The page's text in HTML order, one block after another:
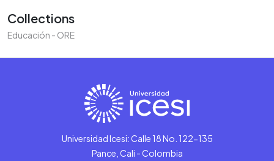
Collections
Educación - ORE
Universidad Icesi: Calle 18 No. 122-135
Pance, Cali - Colombia